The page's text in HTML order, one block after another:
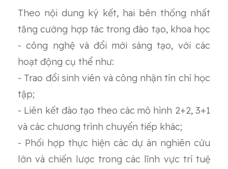
Theo nội dung ký kết, hai bên thống nhất
tăng cường hợp tác trong đào tạo, khoa học
- công nghệ và đổi mới sáng tạo, với các
hoạt động cụ thể như:
- Trao đổi sinh viên và công nhận tín chỉ học
tập;
- Liên kết đào tạo theo các mô hình 2+2, 3+1
và các chương trình chuyển tiếp khác;
- Phối hợp thực hiện các dự án nghiên cứu
lớn và chiến lược trong các lĩnh vực trí tuệ